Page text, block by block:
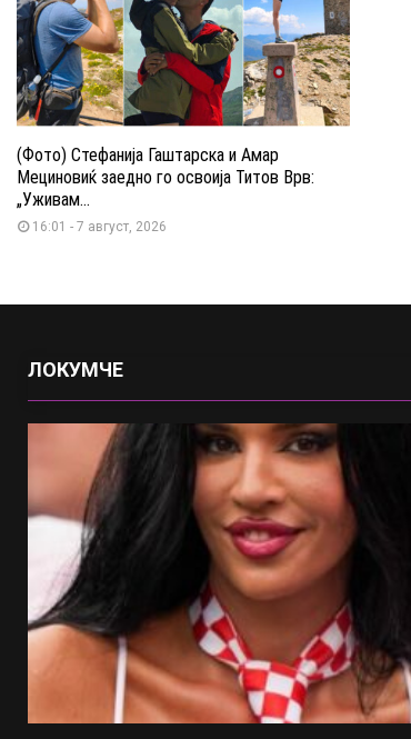
(Фото) Стефанија Гаштарска и Амар
Мециновиќ заедно го освоија Титов Врв:
„Уживам...
16:01 - 7 август, 2026
ЛОКУМЧЕ